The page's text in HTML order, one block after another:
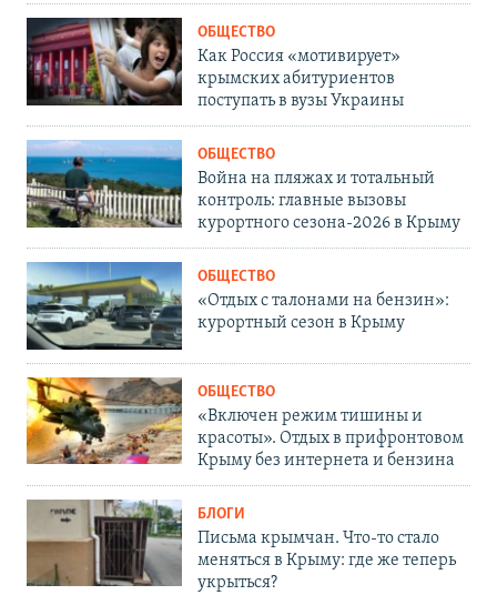
ОБЩЕСТВО
Как Россия «мотивирует»
крымских абитуриентов
поступать в вузы Украины
ОБЩЕСТВО
Война на пляжах и тотальный
контроль: главные вызовы
курортного сезона-2026 в Крыму
ОБЩЕСТВО
«Отдых с талонами на бензин»:
курортный сезон в Крыму
ОБЩЕСТВО
«Включен режим тишины и
красоты». Отдых в прифронтовом
Крыму без интернета и бензина
БЛОГИ
Письма крымчан. Что-то стало
меняться в Крыму: где же теперь
укрыться?